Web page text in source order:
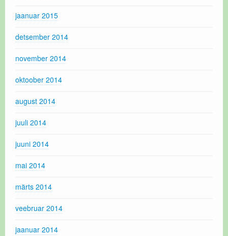
jaanuar 2015
detsember 2014
november 2014
oktoober 2014
august 2014
juuli 2014
juuni 2014
mai 2014
märts 2014
veebruar 2014
jaanuar 2014